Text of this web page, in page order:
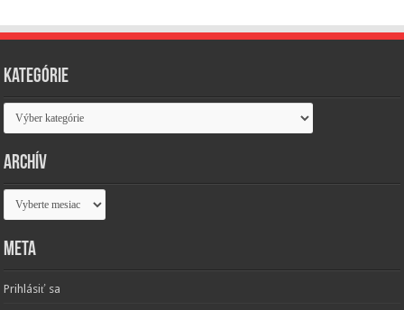
Kategórie
Kategórie
Archív
Archív
Meta
Prihlásiť sa